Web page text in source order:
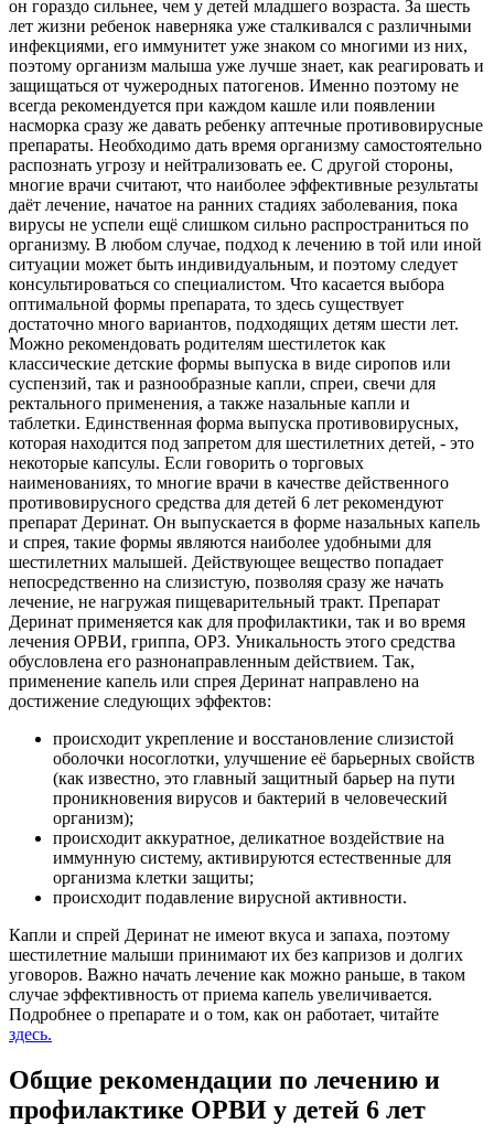
он гораздо сильнее, чем у детей младшего возраста. За шесть
лет жизни ребенок наверняка уже сталкивался с различными
инфекциями, его иммунитет уже знаком со многими из них,
поэтому организм малыша уже лучше знает, как реагировать и
защищаться от чужеродных патогенов. Именно поэтому не
всегда рекомендуется при каждом кашле или появлении
насморка сразу же давать ребенку аптечные противовирусные
препараты. Необходимо дать время организму самостоятельно
распознать угрозу и нейтрализовать ее. С другой стороны,
многие врачи считают, что наиболее эффективные результаты
даёт лечение, начатое на ранних стадиях заболевания, пока
вирусы не успели ещё слишком сильно распространиться по
организму. В любом случае, подход к лечению в той или иной
ситуации может быть индивидуальным, и поэтому следует
консультироваться со специалистом. Что касается выбора
оптимальной формы препарата, то здесь существует
достаточно много вариантов, подходящих детям шести лет.
Можно рекомендовать родителям шестилеток как
классические детские формы выпуска в виде сиропов или
суспензий, так и разнообразные капли, спреи, свечи для
ректального применения, а также назальные капли и
таблетки. Единственная форма выпуска противовирусных,
которая находится под запретом для шестилетних детей, - это
некоторые капсулы. Если говорить о торговых
наименованиях, то многие врачи в качестве действенного
противовирусного средства для детей 6 лет рекомендуют
препарат Деринат. Он выпускается в форме назальных капель
и спрея, такие формы являются наиболее удобными для
шестилетних малышей. Действующее вещество попадает
непосредственно на слизистую, позволяя сразу же начать
лечение, не нагружая пищеварительный тракт. Препарат
Деринат применяется как для профилактики, так и во время
лечения ОРВИ, гриппа, ОРЗ. Уникальность этого средства
обусловлена его разнонаправленным действием. Так,
применение капель или спрея Деринат направлено на
достижение следующих эффектов:
происходит укрепление и восстановление слизистой
оболочки носоглотки, улучшение её барьерных свойств
(как известно, это главный защитный барьер на пути
проникновения вирусов и бактерий в человеческий
организм);
происходит аккуратное, деликатное воздействие на
иммунную систему, активируются естественные для
организма клетки защиты;
происходит подавление вирусной активности.
Капли и спрей Деринат не имеют вкуса и запаха, поэтому
шестилетние малыши принимают их без капризов и долгих
уговоров. Важно начать лечение как можно раньше, в таком
случае эффективность от приема капель увеличивается.
Подробнее о препарате и о том, как он работает, читайте
здесь.
Общие рекомендации по лечению и
профилактике ОРВИ у детей 6 лет